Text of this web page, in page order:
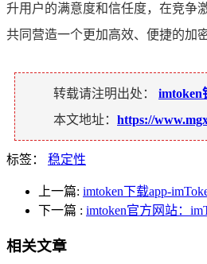
升用户的满意度和信任度，在竞争
共同营造一个更加高效、便捷的加
转载请注明出处： imtoken
本文地址： https://
标签： 稳定性
上一篇: imtoken下载app-
下一篇 : imtoken官方网站：
相关文章